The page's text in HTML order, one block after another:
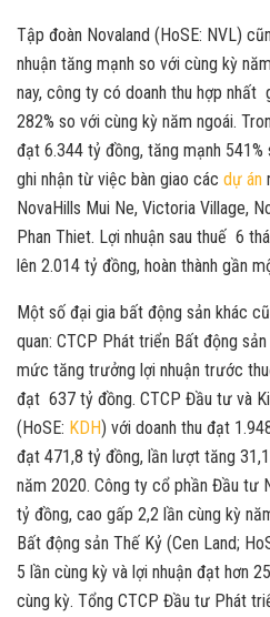
Tập đoàn Novaland (HoSE: NVL)
nhuận tăng mạnh so với cùng kỳ
nay, công ty có doanh thu hợp nhất
282% so với cùng kỳ năm ngoái.
đạt 6.344 tỷ đồng, tăng mạnh
ghi nhận từ việc bàn giao các dự án
NovaHills Mui Ne, Victoria Village,
Phan Thiet. Lợi nhuận sau thuế 6
lên 2.014 tỷ đồng, hoàn thành gần
Một số đại gia bất động sản khác
quan: CTCP Phát triển Bất động
mức tăng trưởng lợi nhuận trước
đạt 637 tỷ đồng. CTCP Đầu tư và
(HoSE: KDH) với doanh thu đạt
đạt 471,8 tỷ đồng, lần lượt tăng
năm 2020. Công ty cổ phần Đầu tư
tỷ đồng, cao gấp 2,2 lần cùng kỳ
Bất động sản Thế Kỷ (Cen Land;
5 lần cùng kỳ và lợi nhuận đạt hơn
cùng kỳ. Tổng CTCP Đầu tư Phát